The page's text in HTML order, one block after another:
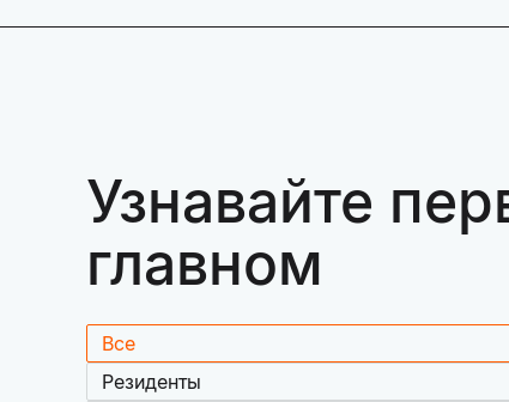
Узнавайте
главном
Все
Резиденты